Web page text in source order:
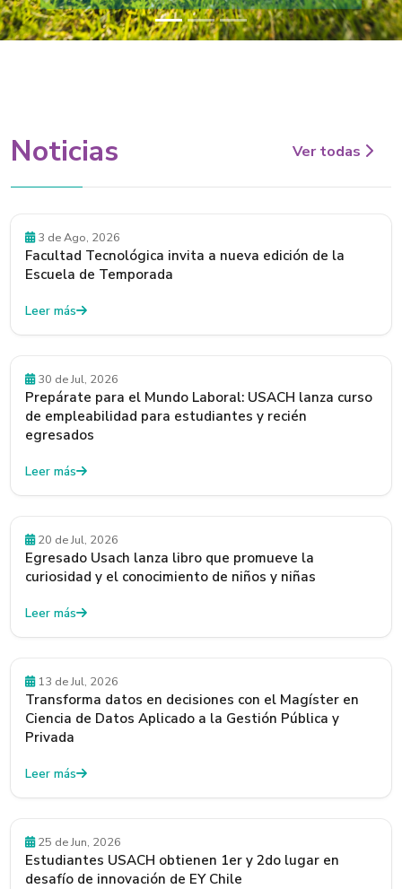
Noticias Ver todas
Convocatorias
3 de Ago, 2026
Facultad Tecnológica invita a nueva edición de la
Escuela de Temporada
Leer más
30 de Jul, 2026
Prepárate para el Mundo Laboral: USACH lanza curso
de empleabilidad para estudiantes y recién
egresados
Leer más
Egresados y Egresadas
20 de Jul, 2026
Egresado Usach lanza libro que promueve la
curiosidad y el conocimiento de niños y niñas
Leer más
Beneficios
13 de Jul, 2026
Transforma datos en decisiones con el Magíster en
Ciencia de Datos Aplicado a la Gestión Pública y
Privada
Leer más
25 de Jun, 2026
Estudiantes USACH obtienen 1er y 2do lugar en
desafío de innovación de EY Chile